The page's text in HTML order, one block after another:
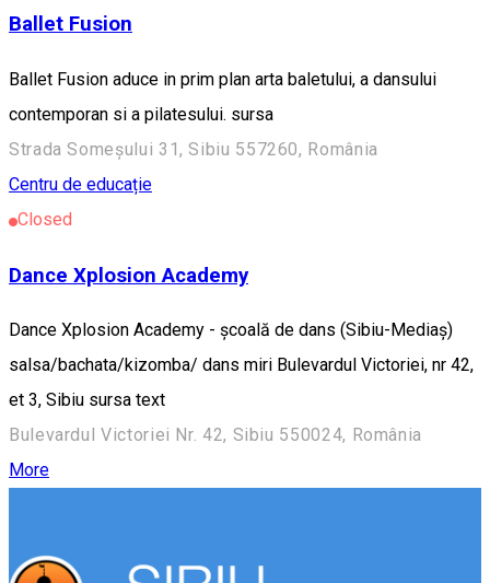
Ballet Fusion
Ballet Fusion aduce in prim plan arta baletului, a dansului
contemporan si a pilatesului. sursa
Strada Someșului 31, Sibiu 557260, România
Centru de educație
Closed
Dance Xplosion Academy
Dance Xplosion Academy - școală de dans (Sibiu-Mediaș)
salsa/bachata/kizomba/ dans miri Bulevardul Victoriei, nr 42,
et 3, Sibiu sursa text
Bulevardul Victoriei Nr. 42, Sibiu 550024, România
More